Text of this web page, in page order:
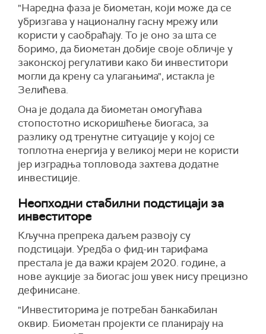
"Наредна фаза је биометан, који може да се
убризгава у националну гасну мрежу или
користи у саобраћају. То је оно за шта се
боримо, да биометан добије своје обличје у
законској регулативи како би инвеститори
могли да крену са улагањима", истакла је
Зелићева.
Она је додала да биометан омогућава
стопостотно искоришћење биогаса, за
разлику од тренутне ситуације у којој се
топлотна енергија у великој мери не користи
јер изградња топловода захтева додатне
инвестиције.
Неопходни стабилни подстицаји за
инвеститоре
Кључна препрека даљем развоју су
подстицаји. Уредба о фид-ин тарифама
престала је да важи крајем 2020. године, а
нове аукције за биогас још увек нису прецизно
дефинисане.
"Инвеститорима је потребан банкабилан
оквир. Биометан пројекти се планирају на